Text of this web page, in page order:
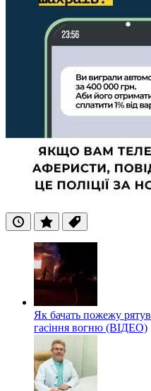
ОстанніПопулярні
Теги
Як бачать пожежу
гасіння вогню (ВІДЕО)